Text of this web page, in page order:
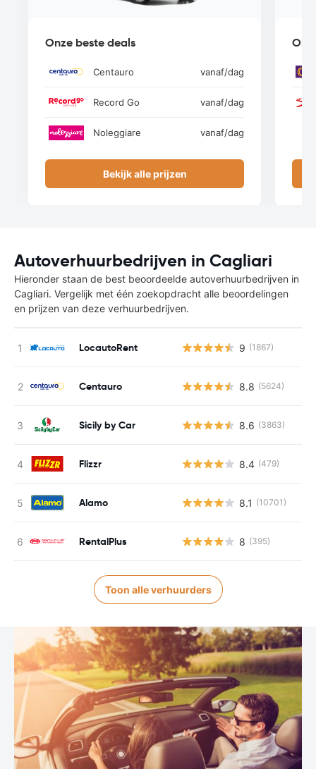
Onze beste deals
Centauro vanaf/dag
Record Go vanaf/dag
Noleggiare vanaf/dag
Bekijk alle prijzen
Autoverhuurbedrijven in Cagliari
Hieronder staan de best beoordeelde autoverhuurbedrijven in
Cagliari. Vergelijk met één zoekopdracht alle beoordelingen
en prijzen van deze verhuurbedrijven.
LocautoRent 9 (1867)
Centauro 8.8 (5624)
Sicily by Car 8.6 (3863)
Flizzr 8.4 (479)
Alamo 8.1 (10701)
RentalPlus 8 (395)
Toon alle verhuurders